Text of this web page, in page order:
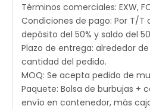
Términos comerciales: EXW,
Condiciones de pago: Por T/T
depósito del 50% y saldo del
Plazo de entrega: alrededor
cantidad del pedido.
MOQ: Se acepta pedido de
Paquete: Bolsa de burbujas +
envío en contenedor, más